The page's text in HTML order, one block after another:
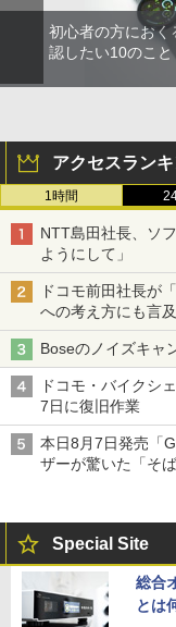
初心者の方におく
認したい10のこと
アクセスラン
1時間
NTT島田社長、ソ
ようにして」
ドコモ前田社長が
への考え方にも言及
Boseのノイズキャ
ドコモ・バイクシ
7日に復旧作業
本日8月7日発売「
ザーが驚いた「そ
Special Site
総合
とは